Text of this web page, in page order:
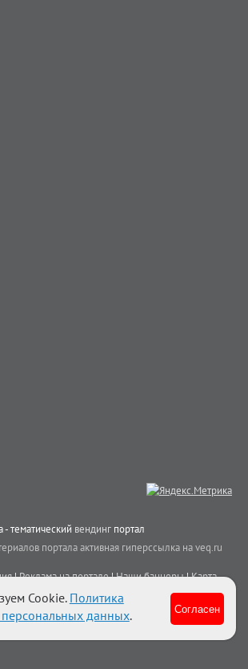
тематический вендинг портал
портала активная гиперссылка на veq.ru
|Реклама на портале|Наши баннеры|Карта
Cookie.Политика
данных. Согласен